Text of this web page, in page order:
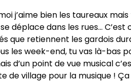
j’aime bien les taureaux
déplace dans les rues… C’est
que retiennent les gardois
les week-end, tu vas là-bas
d’un point de vue musical
de village pour la musique !